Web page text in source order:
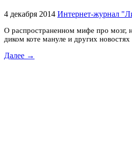
4 декабря 2014 Интернет-журнал
О распространенном мифе про мозг,
диком коте мануле и других
Далее →